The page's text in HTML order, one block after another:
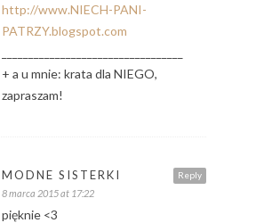
http://www.NIECH-PANI-
PATRZY.blogspot.com
+ a u mnie: krata dla NIEGO,
zapraszam!
Reply
MODNE SISTERKI
8 marca 2015 at 17:22
pięknie <3